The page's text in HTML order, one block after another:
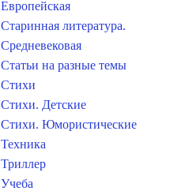
Европейская
Старинная литература.
Средневековая
Статьи на разные темы
Стихи
Стихи. Детские
Стихи. Юмористические
Техника
Триллер
Учеба